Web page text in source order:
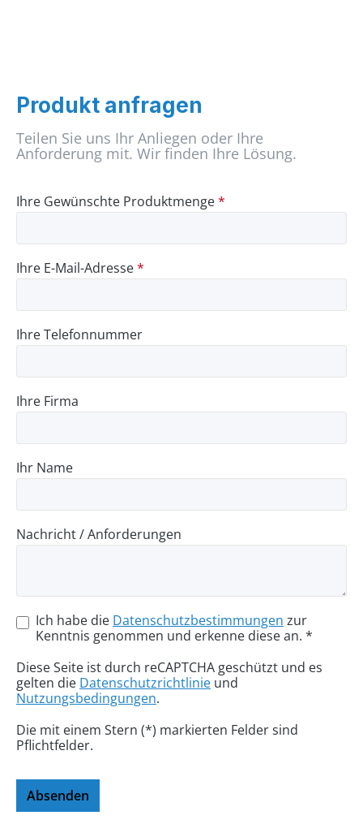
Produkt anfragen
Teilen Sie uns Ihr Anliegen oder Ihre
Anforderung mit. Wir finden Ihre Lösung.
Ihre Gewünschte Produktmenge*
Ihre E-Mail-Adresse*
Ihre Telefonnummer
Ihre Firma
Ihr Name
Nachricht / Anforderungen
Ich habe die Datenschutzbestimmungen zur
Kenntnis genommen und erkenne diese an. *
Diese Seite ist durch reCAPTCHA geschützt und es
gelten die Datenschutzrichtlinie und
Nutzungsbedingungen.
Die mit einem Stern (*) markierten Felder sind
Pflichtfelder.
Absenden